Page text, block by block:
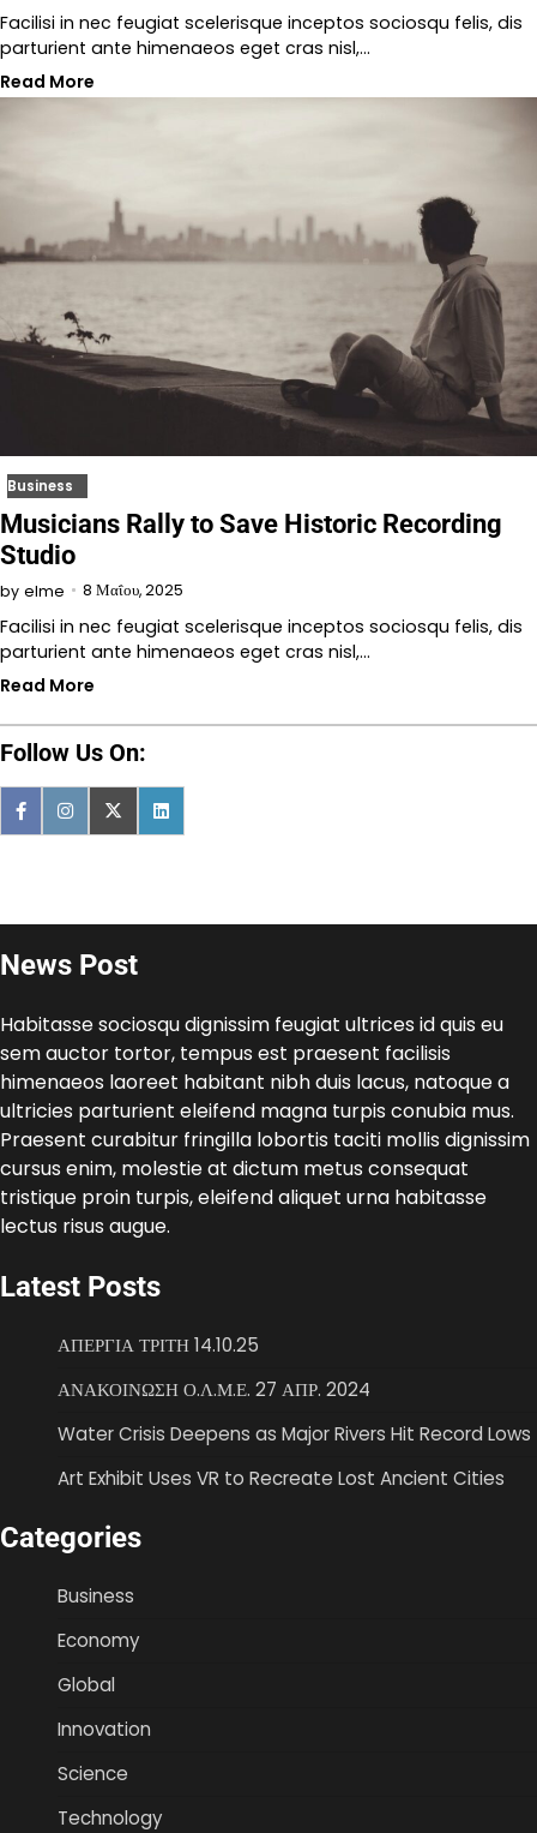
Facilisi in nec feugiat scelerisque inceptos sociosqu felis, dis
parturient ante himenaeos eget cras nisl,…
Read More
Business
Musicians Rally to Save Historic Recording
Studio
by elme 8 Μαΐου, 2025
Facilisi in nec feugiat scelerisque inceptos sociosqu felis, dis
parturient ante himenaeos eget cras nisl,…
Read More
Follow Us On:
News Post
Habitasse sociosqu dignissim feugiat ultrices id quis eu
sem auctor tortor, tempus est praesent facilisis
himenaeos laoreet habitant nibh duis lacus, natoque a
ultricies parturient eleifend magna turpis conubia mus.
Praesent curabitur fringilla lobortis taciti mollis dignissim
cursus enim, molestie at dictum metus consequat
tristique proin turpis, eleifend aliquet urna habitasse
lectus risus augue.
Latest Posts
ΑΠΕΡΓΙΑ ΤΡΙΤΗ 14.10.25
ΑΝΑΚΟΙΝΩΣΗ Ο.Λ.Μ.Ε. 27 ΑΠΡ. 2024
Water Crisis Deepens as Major Rivers Hit Record Lows
Art Exhibit Uses VR to Recreate Lost Ancient Cities
Categories
Business
Economy
Global
Innovation
Science
Technology